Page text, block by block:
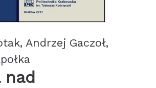
Andrzej Gaczoł,
nad